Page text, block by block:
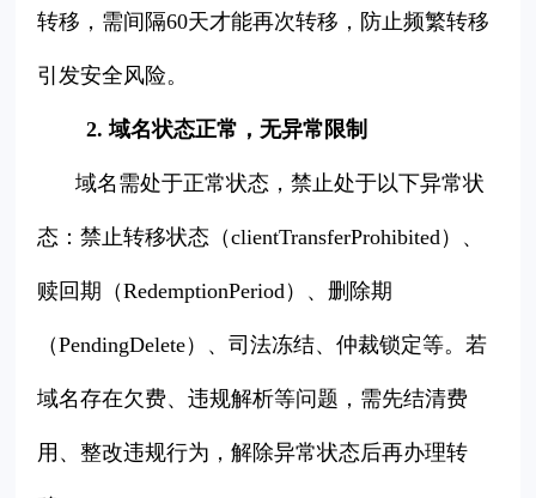
转移，需间隔60天才能再次转移，防止频繁转移
引发安全风险。
2. 域名状态正常，无异常限制
域名需处于正常状态，禁止处于以下异常状
态：禁止转移状态（clientTransferProhibited）、
赎回期（RedemptionPeriod）、删除期
（PendingDelete）、司法冻结、仲裁锁定等。若
域名存在欠费、违规解析等问题，需先结清费
用、整改违规行为，解除异常状态后再办理转